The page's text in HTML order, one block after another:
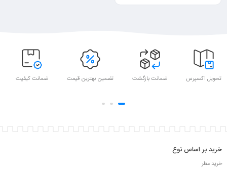
تحویل اکسپرس ضمانت بازگشت تضمین بهترین قیمت ضمانت کیفیت
خرید بر اساس نوع
خرید عطر